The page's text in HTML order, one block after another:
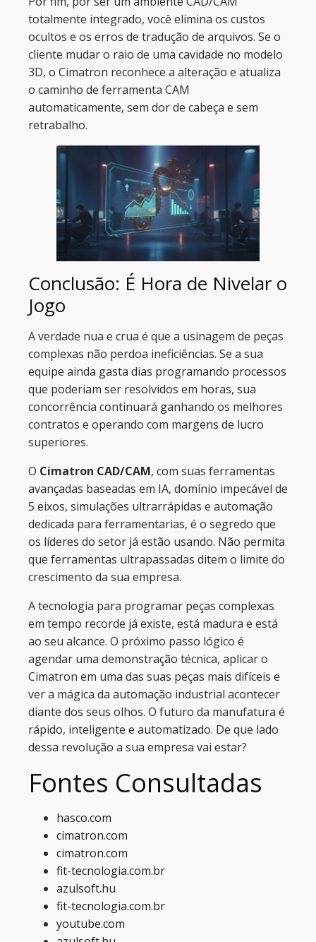
totalmente integrado, você elimina os custos
ocultos e os erros de tradução de arquivos. Se o
cliente mudar o raio de uma cavidade no modelo
3D, o Cimatron reconhece a alteração e atualiza
o caminho de ferramenta CAM
automaticamente, sem dor de cabeça e sem
retrabalho.
Conclusão: É Hora de Nivelar o
Jogo
A verdade nua e crua é que a usinagem de peças
complexas não perdoa ineficiências. Se a sua
equipe ainda gasta dias programando processos
que poderiam ser resolvidos em horas, sua
concorrência continuará ganhando os melhores
contratos e operando com margens de lucro
superiores.
O Cimatron CAD/CAM, com suas ferramentas
avançadas baseadas em IA, domínio impecável de
5 eixos, simulações ultrarrápidas e automação
dedicada para ferramentarias, é o segredo que
os líderes do setor já estão usando. Não permita
que ferramentas ultrapassadas ditem o limite do
crescimento da sua empresa.
A tecnologia para programar peças complexas
em tempo recorde já existe, está madura e está
ao seu alcance. O próximo passo lógico é
agendar uma demonstração técnica, aplicar o
Cimatron em uma das suas peças mais difíceis e
ver a mágica da automação industrial acontecer
diante dos seus olhos. O futuro da manufatura é
rápido, inteligente e automatizado. De que lado
dessa revolução a sua empresa vai estar?
Fontes Consultadas
hasco.com
cimatron.com
cimatron.com
fit-tecnologia.com.br
azulsoft.hu
fit-tecnologia.com.br
youtube.com